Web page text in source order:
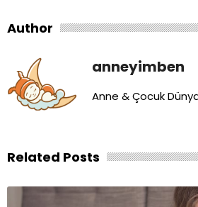
Author
anneyimben
Anne & Çocuk
Related Posts